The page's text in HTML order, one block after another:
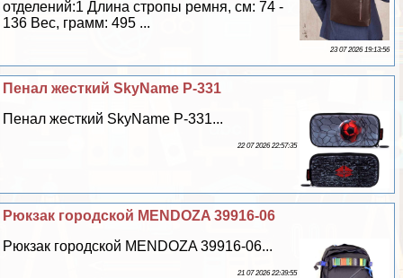
отделений:1 Длина стропы ремня, см: 74 -
136 Вес, грамм: 495 ...
23 07 2026 19:13:56
Пенал жесткий SkyName P-331
Пенал жесткий SkyName P-331...
22 07 2026 22:57:35
Рюкзак городской MENDOZA 39916-06
Рюкзак городской MENDOZA 39916-06...
21 07 2026 22:39:55